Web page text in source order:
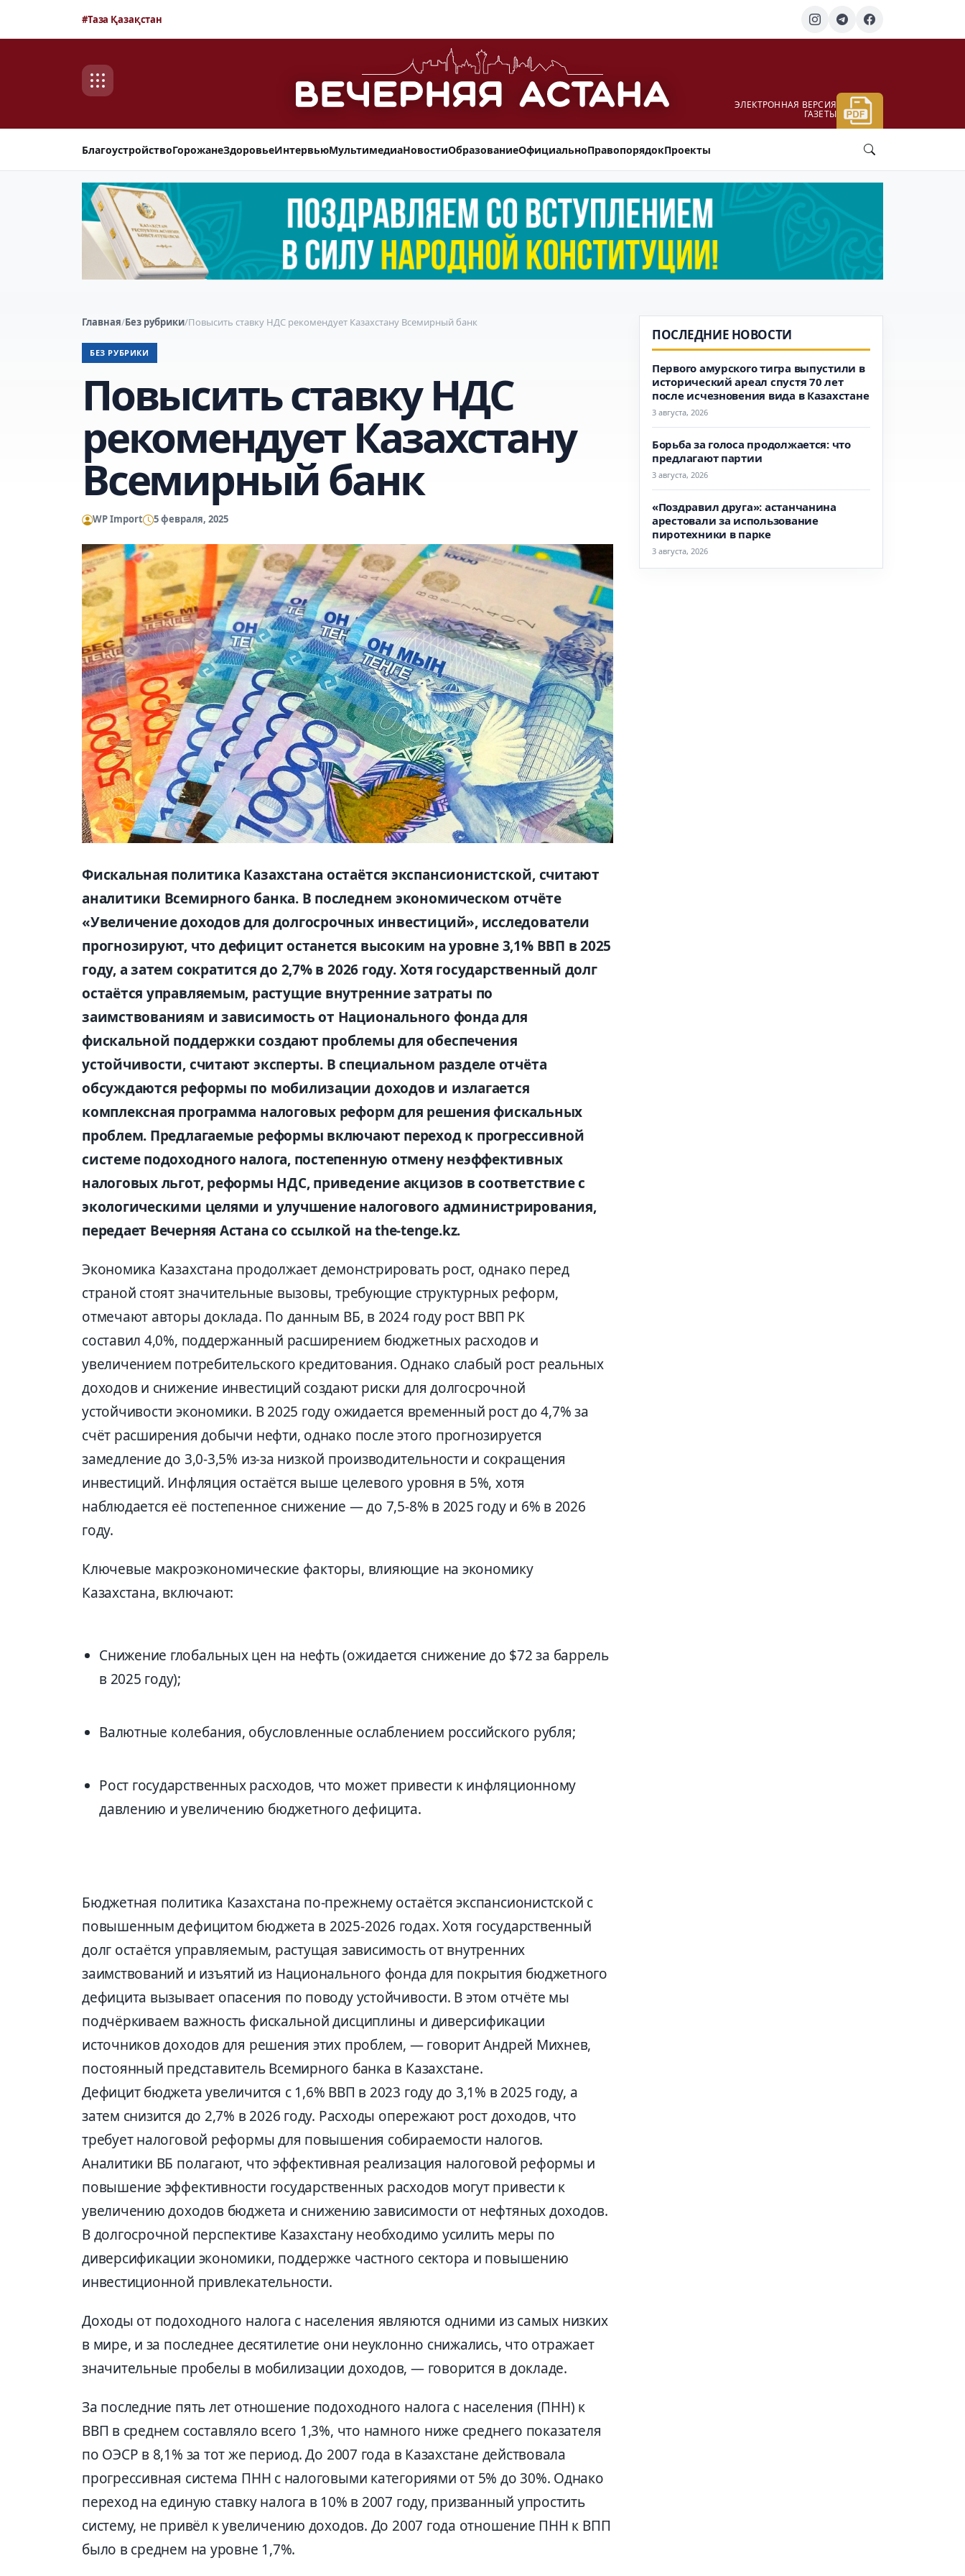
#Таза Қазақстан
ЭЛЕКТРОННАЯ ВЕРСИЯ
ГАЗЕТЫ
БлагоустройствоГорожанеЗдоровьеИнтервьюМультимедиаНовостиОбразованиеОфициальноПравопорядокПроекты
Главная/Без рубрики/Повысить ставку НДС рекомендует Казахстану Всемирный банк
БЕЗ РУБРИКИ
Повысить ставку НДС
рекомендует Казахстану
Всемирный банк
WP Import 5 февраля, 2025
Фискальная политика Казахстана остаётся экспансионистской, считают
аналитики Всемирного банка. В последнем экономическом отчёте
«Увеличение доходов для долгосрочных инвестиций», исследователи
прогнозируют, что дефицит останется высоким на уровне 3,1% ВВП в 2025
году, а затем сократится до 2,7% в 2026 году. Хотя государственный долг
остаётся управляемым, растущие внутренние затраты по
заимствованиям и зависимость от Национального фонда для
фискальной поддержки создают проблемы для обеспечения
устойчивости, считают эксперты. В специальном разделе отчёта
обсуждаются реформы по мобилизации доходов и излагается
комплексная программа налоговых реформ для решения фискальных
проблем. Предлагаемые реформы включают переход к прогрессивной
системе подоходного налога, постепенную отмену неэффективных
налоговых льгот, реформы НДС, приведение акцизов в соответствие с
экологическими целями и улучшение налогового администрирования,
передает Вечерняя Астана со ссылкой на the-tenge.kz.
Экономика Казахстана продолжает демонстрировать рост, однако перед
страной стоят значительные вызовы, требующие структурных реформ,
отмечают авторы доклада. По данным ВБ, в 2024 году рост ВВП РК
составил 4,0%, поддержанный расширением бюджетных расходов и
увеличением потребительского кредитования. Однако слабый рост реальных
доходов и снижение инвестиций создают риски для долгосрочной
устойчивости экономики. В 2025 году ожидается временный рост до 4,7% за
счёт расширения добычи нефти, однако после этого прогнозируется
замедление до 3,0-3,5% из-за низкой производительности и сокращения
инвестиций. Инфляция остаётся выше целевого уровня в 5%, хотя
наблюдается её постепенное снижение — до 7,5-8% в 2025 году и 6% в 2026
году.
Ключевые макроэкономические факторы, влияющие на экономику
Казахстана, включают:
Снижение глобальных цен на нефть (ожидается снижение до $72 за баррель
в 2025 году);
Валютные колебания, обусловленные ослаблением российского рубля;
Рост государственных расходов, что может привести к инфляционному
давлению и увеличению бюджетного дефицита.
Бюджетная политика Казахстана по-прежнему остаётся экспансионистской с
повышенным дефицитом бюджета в 2025-2026 годах. Хотя государственный
долг остаётся управляемым, растущая зависимость от внутренних
заимствований и изъятий из Национального фонда для покрытия бюджетного
дефицита вызывает опасения по поводу устойчивости. В этом отчёте мы
подчёркиваем важность фискальной дисциплины и диверсификации
источников доходов для решения этих проблем, — говорит Андрей Михнев,
постоянный представитель Всемирного банка в Казахстане.
Дефицит бюджета увеличится с 1,6% ВВП в 2023 году до 3,1% в 2025 году, а
затем снизится до 2,7% в 2026 году. Расходы опережают рост доходов, что
требует налоговой реформы для повышения собираемости налогов.
Аналитики ВБ полагают, что эффективная реализация налоговой реформы и
повышение эффективности государственных расходов могут привести к
увеличению доходов бюджета и снижению зависимости от нефтяных доходов.
В долгосрочной перспективе Казахстану необходимо усилить меры по
диверсификации экономики, поддержке частного сектора и повышению
инвестиционной привлекательности.
Доходы от подоходного налога с населения являются одними из самых низких
в мире, и за последнее десятилетие они неуклонно снижались, что отражает
значительные пробелы в мобилизации доходов, — говорится в докладе.
За последние пять лет отношение подоходного налога с населения (ПНН) к
ВВП в среднем составляло всего 1,3%, что намного ниже среднего показателя
по ОЭСР в 8,1% за тот же период. До 2007 года в Казахстане действовала
прогрессивная система ПНН с налоговыми категориями от 5% до 30%. Однако
переход на единую ставку налога в 10% в 2007 году, призванный упростить
систему, не привёл к увеличению доходов. До 2007 года отношение ПНН к ВПП
было в среднем на уровне 1,7%.
ПОСЛЕДНИЕ НОВОСТИ
Первого амурского тигра выпустили в
исторический ареал спустя 70 лет
после исчезновения вида в Казахстане
3 августа, 2026
Борьба за голоса продолжается: что
предлагают партии
3 августа, 2026
«Поздравил друга»: астанчанина
арестовали за использование
пиротехники в парке
3 августа, 2026